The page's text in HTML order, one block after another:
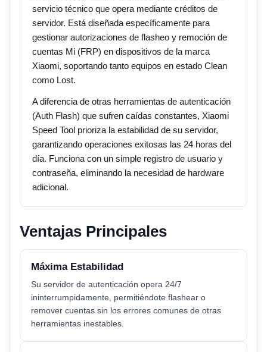
servicio técnico que opera mediante créditos de
servidor. Está diseñada específicamente para
gestionar autorizaciones de flasheo y remoción de
cuentas Mi (FRP) en dispositivos de la marca
Xiaomi, soportando tanto equipos en estado Clean
como Lost.
A diferencia de otras herramientas de autenticación
(Auth Flash) que sufren caídas constantes, Xiaomi
Speed Tool prioriza la estabilidad de su servidor,
garantizando operaciones exitosas las 24 horas del
día. Funciona con un simple registro de usuario y
contraseña, eliminando la necesidad de hardware
adicional.
Ventajas Principales
Máxima Estabilidad
Su servidor de autenticación opera 24/7
ininterrumpidamente, permitiéndote flashear o
remover cuentas sin los errores comunes de otras
herramientas inestables.